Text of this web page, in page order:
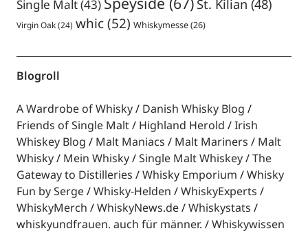
Single Malt(43) St. Kilian (48)
Virgin Oak(24) whic(52) Whiskymesse(26)
Blogroll
A Wardrobe of Whisky
Danish Whisky Blog
Friends of Single Malt
Highland Herold
Irish
Whiskey Blog
Malt Maniacs Malt Mariners
Malt
Whisky
Mein Whisky Single Malt Whiskey
The
Gateway to Distilleries
Whisky Emporium
Whisky
Fun by Serge
Whisky-Helden
WhiskyExperts
WhiskyMerch
WhiskyNews.de
Whiskystats
whiskyundfrauen. auch für männer.
Whiskywissen